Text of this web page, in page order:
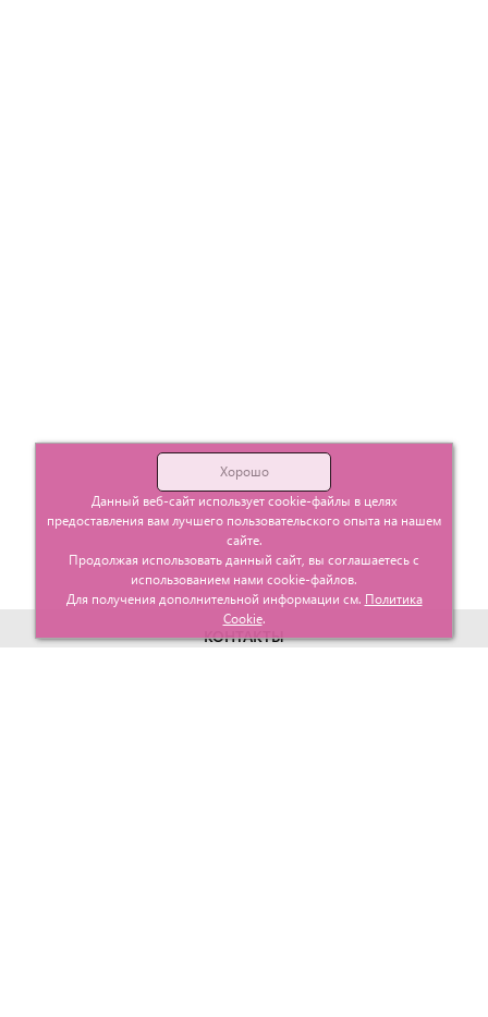
КОНТАКТЫ
Хорошо
Данный веб-сайт использует cookie-файлы в целях
предоставления вам лучшего пользовательского опыта на нашем
сайте.
Продолжая использовать данный сайт, вы соглашаетесь с
использованием нами cookie-файлов.
Для получения дополнительной информации см. Политика
Cookie.